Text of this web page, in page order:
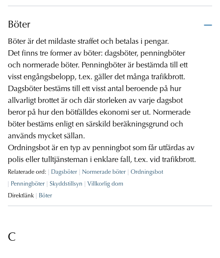
Böter
Böter är det mildaste straffet och betalas i pengar.
Det finns tre former av böter: dagsböter, penningböter
och normerade böter. Penningböter är bestämda till ett
visst engångsbelopp, t.ex. gäller det många trafikbrott.
Dagsböter bestäms till ett visst antal beroende på hur
allvarligt brottet är och där storleken av varje dagsbot
beror på hur den bötfälldes ekonomi ser ut. Normerade
böter bestäms enligt en särskild beräkningsgrund och
används mycket sällan.
Ordningsbot är en typ av penningbot som får utfärdas av
polis eller tulltjänsteman i enklare fall, t.ex. vid trafikbrott.
Relaterade ord: Dagsböter Normerade böter
Ordningsbot
Penningböter
Skyddstillsyn
Villkorlig dom
Direktlänk
Böter
C